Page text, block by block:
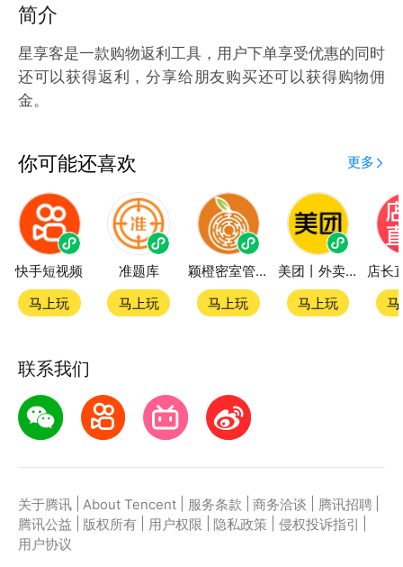
简介
星享客是一款购物返利工具，用户下单享受优惠的同时
还可以获得返利，分享给朋友购买还可以获得购物佣
金。
你可能还喜欢 更多
快手短视频
马上玩
准题库
马上玩
颖橙密室管家SmartOrange
马上玩
美团丨外卖团购特价美食酒店电影
马上玩
联系我们
关于腾讯 About Tencent 服务条款 商务洽谈 腾讯招聘
腾讯公益
版权所有 用户权限 隐私政策 侵权投诉指引
用户协议